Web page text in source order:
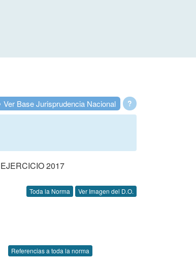
?
Ver Base Jurisprudencia Nacional
2017
Toda la Norma Ver Imagen del D.O.
Referencias a toda la norma